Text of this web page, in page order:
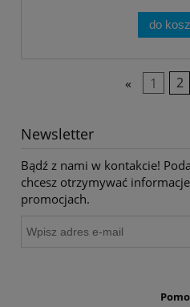
do
« 1 2
Newsletter
Bądź z nami w kontakcie!
chcesz otrzymywać
promocjach.